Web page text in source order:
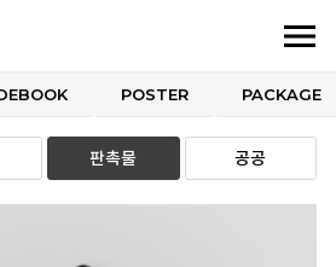
POSTER PACKAGE
판촉물 공공